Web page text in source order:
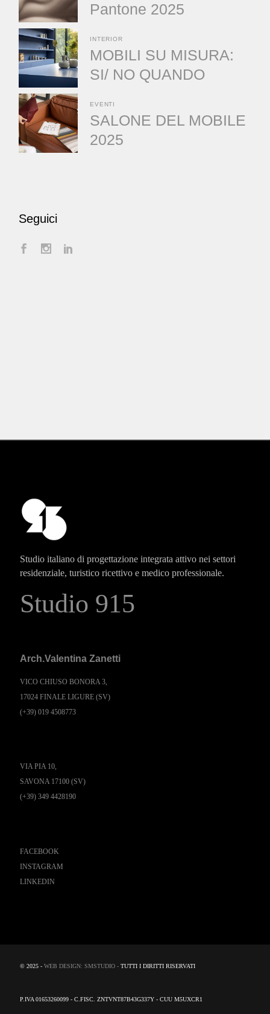
Pantone 2025
INTERIOR
MOBILI SU MISURA:
SI/ NO QUANDO
EVENTI
SALONE DEL MOBILE
2025
Seguici
Studio italiano di progettazione integrata attivo nei settori
residenziale, turistico ricettivo e medico professionale.
Studio 915
Arch.Valentina Zanetti
VICO CHIUSO BONORA 3,
17024 FINALE LIGURE (SV)
(+39) 019 4508773
VIA PIA 10,
SAVONA 17100 (SV)
(+39) 349 4428190
FACEBOOK
INSTAGRAM
LINKEDIN
© 2025 - WEB DESIGN: SMSTUDIO - TUTTI I DIRITTI RISERVATI
P.IVA 01653260099 - C.FISC. ZNTVNT87B43G337Y - CUU M5UXCR1